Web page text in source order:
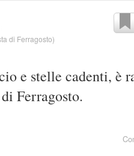
di Ferragosto)
e stelle cadenti, è
Ferragosto.